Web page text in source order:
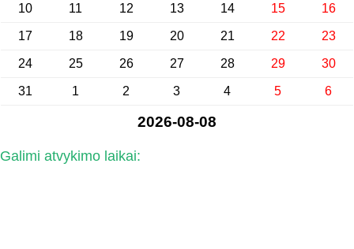
10 11 12 13 14 15 16
17 18 19 20 21 22 23
24 25 26 27 28 29 30
31 1 2 3 4 5 6
2026-08-08
Galimi atvykimo laikai: